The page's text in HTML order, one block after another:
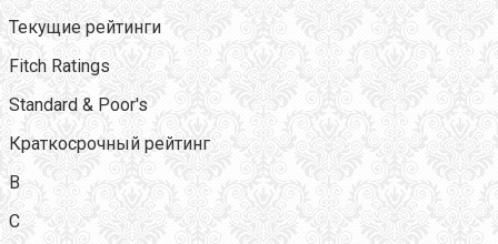
Текущие рейтинги
Fitch Ratings
Standard & Poor's
Краткосрочный рейтинг
B
C